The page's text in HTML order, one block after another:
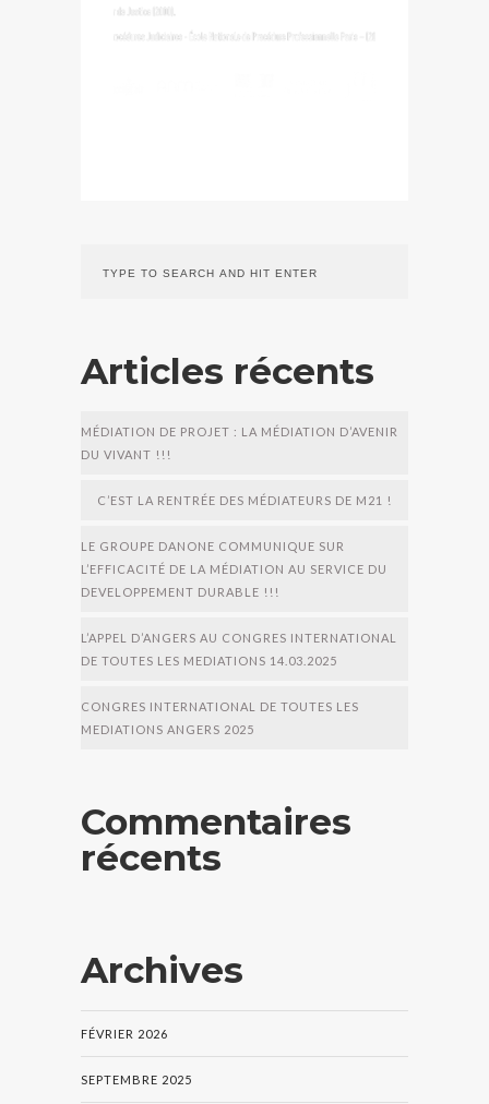
Articles récents
MÉDIATION DE PROJET : LA MÉDIATION D’AVENIR
DU VIVANT !!!
C’EST LA RENTRÉE DES MÉDIATEURS DE M21 !
LE GROUPE DANONE COMMUNIQUE SUR
L’EFFICACITÉ DE LA MÉDIATION AU SERVICE DU
DEVELOPPEMENT DURABLE !!!
L’APPEL D’ANGERS AU CONGRES INTERNATIONAL
DE TOUTES LES MEDIATIONS 14.03.2025
CONGRES INTERNATIONAL DE TOUTES LES
MEDIATIONS ANGERS 2025
Commentaires
récents
Archives
FÉVRIER 2026
SEPTEMBRE 2025